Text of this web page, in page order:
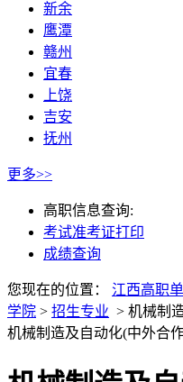
新余
鹰潭
赣州
宜春
上饶
吉安
抚州
更多>>
高职信息查询:
考试准考证打印
成绩查询
您现在的位置： 江西高职
学院 > 招生专业 > 机械制
机械制造及自动化(中外合